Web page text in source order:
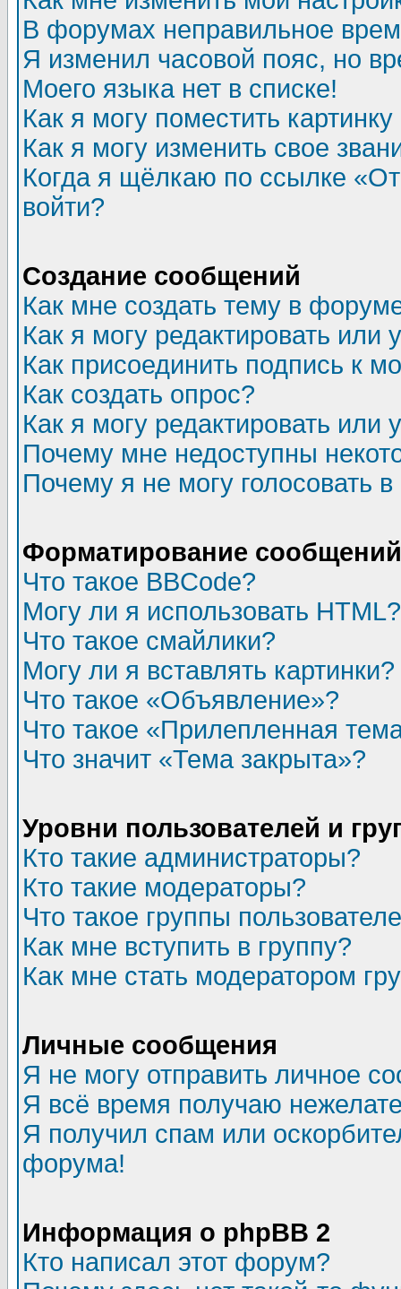
В форумах неправильное
Я изменил часовой пояс, но
Моего языка нет в списке!
Как я могу поместить
Как я могу изменить свое
Когда я щёлкаю по ссылке
войти?
Создание сообщений
Как мне создать тему в
Как я могу редактировать или
Как присоединить подпись к
Как создать опрос?
Как я могу редактировать или
Почему мне недоступны
Почему я не могу голосовать
Форматирование
Что такое BBCode?
Могу ли я использовать HTML?
Что такое смайлики?
Могу ли я вставлять картинки?
Что такое «Объявление»?
Что такое «Прилепленная
Что значит «Тема закрыта»?
Уровни пользователей и
Кто такие администраторы?
Кто такие модераторы?
Что такое группы
Как мне вступить в группу?
Как мне стать модератором
Личные сообщения
Я не могу отправить личное
Я всё время получаю
Я получил спам или
форума!
Информация о phpBB 2
Кто написал этот форум?